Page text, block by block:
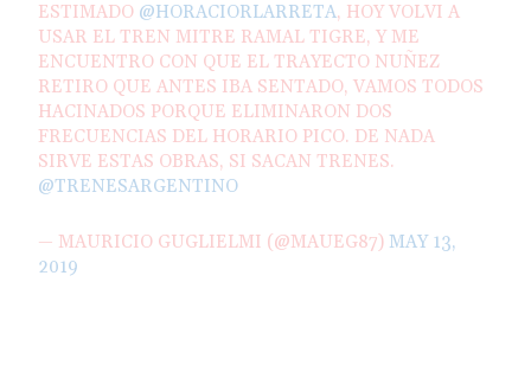
ESTIMADO @HORACIORLARRETA, HOY VOLVI A
USAR EL TREN MITRE RAMAL TIGRE, Y ME
ENCUENTRO CON QUE EL TRAYECTO NUÑEZ
RETIRO QUE ANTES IBA SENTADO, VAMOS TODOS
HACINADOS PORQUE ELIMINARON DOS
FRECUENCIAS DEL HORARIO PICO. DE NADA
SIRVE ESTAS OBRAS, SI SACAN TRENES.
@TRENESARGENTINO
— MAURICIO GUGLIELMI (@MAUEG87)MAY 13,
2019